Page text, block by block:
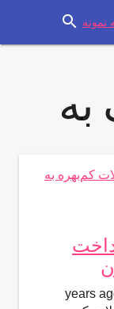
نمونه search
به